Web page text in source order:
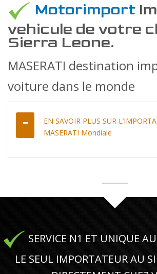
Motorimport
vehicule de votre
Sierra Leone.
MASERATI destination
voiture dans le monde
EN SAVOIR PLUS SUR
MASERATI Mondiale
SERVICE N1 ET UNIQUE
LE SEUL IMPORTATEUR AU